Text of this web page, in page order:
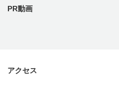
PR動画
アクセス